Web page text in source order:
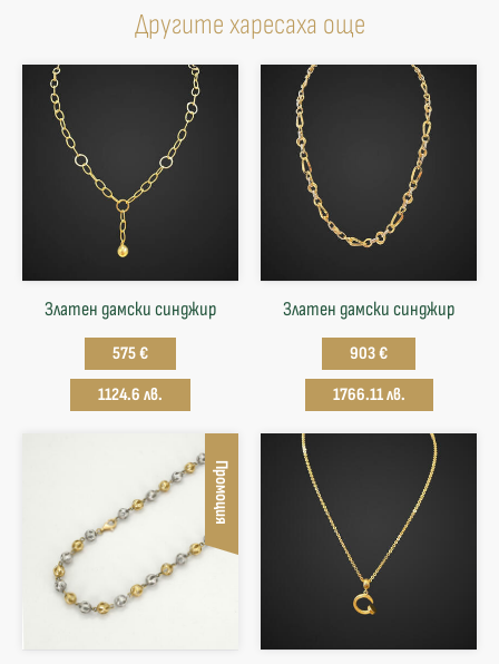
Другите харесаха още
Златен дамски синджир
575 €
1124.6 лв.
Златен дамски синджир
903 €
1766.11 лв.
Промоция